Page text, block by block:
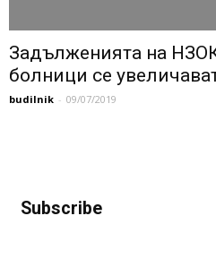
Задълженията на
болници се
budilnik - 09/07/2019
Subscribe